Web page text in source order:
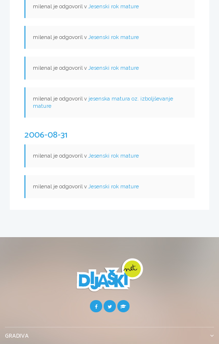
milenal je odgovoril vJesenski rok mature
milenal je odgovoril vJesenski rok mature
milenal je odgovoril vJesenski rok mature
milenal je odgovoril v jesenska matura oz. izboljševanje
mature
2006-08-31
milenal je odgovoril vJesenski rok mature
milenal je odgovoril vJesenski rok mature
GRADIVA